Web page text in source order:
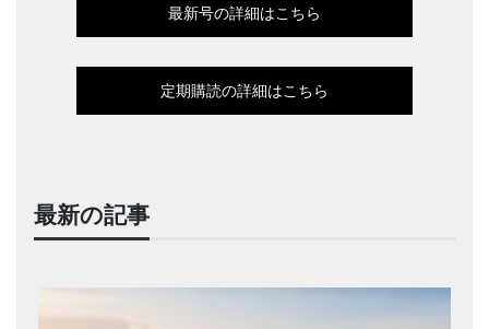
最新号の詳細はこちら
定期購読の詳細はこちら
最新の記事